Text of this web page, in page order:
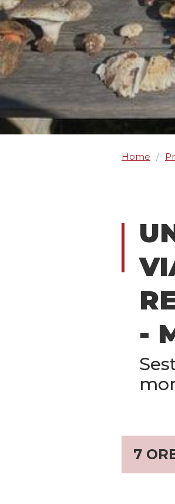
Home /
-
7